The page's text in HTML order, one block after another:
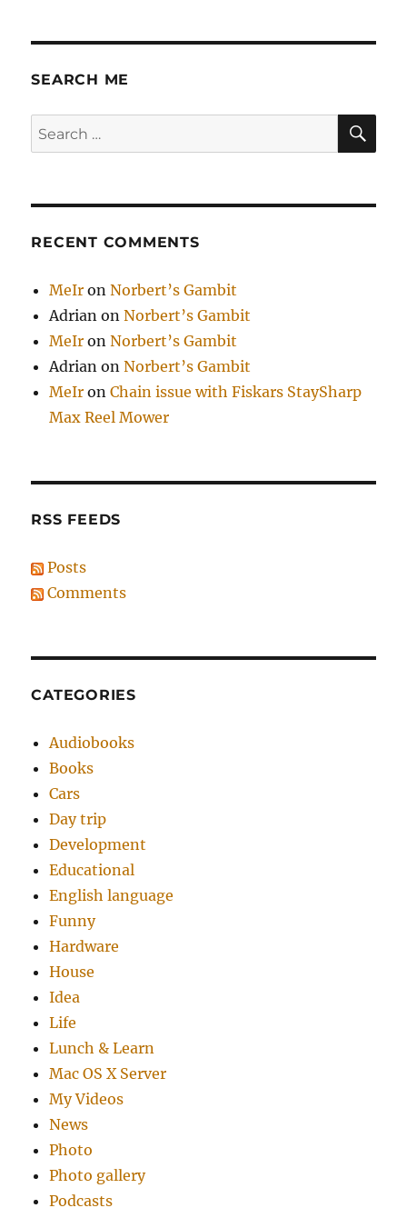
на
главной
SEARCH ME
Search
for:
RECENT COMMENTS
MeIr onNorbert’s Gambit
Adrian onNorbert’s Gambit
MeIr onNorbert’s Gambit
Adrian onNorbert’s Gambit
MeIr onChain issue with Fiskars StaySharp
Max Reel Mower
RSS FEEDS
Posts
Comments
CATEGORIES
Audiobooks
Books
Cars
Day trip
Development
Educational
English language
Funny
Hardware
House
Idea
Life
Lunch & Learn
Mac OS X Server
My Videos
News
Photo
Photo gallery
Podcasts